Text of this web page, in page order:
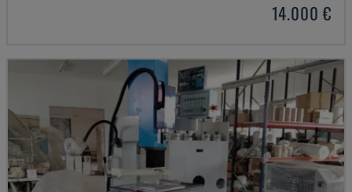
14.000 €